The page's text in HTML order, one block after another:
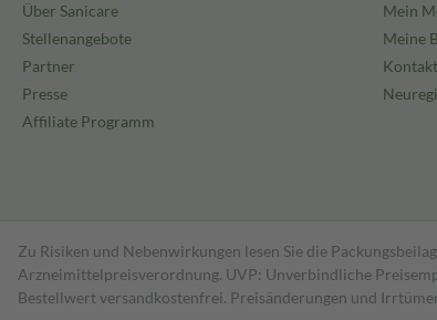
Über Sanicare
Stellenangebote
Partner
Presse
Affiliate Programm
Mein
Meine
Kontakt
Zu Risiken und Nebenwirkungen lesen Sie die
Arzneimittelpreisverordnung. UVP: Unverbindliche
Bestell­wert versand­kosten­frei. Preisänderungen und